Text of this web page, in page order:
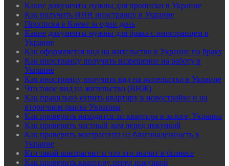
Какие документы нужны для прописки в Украине
Как получить ИНН иностранцу в Украине
Прописка в Киеве за один день
Какие документы нужны для брака с иностранцем в
Украине
Как оформляется вид на жительство в Украине по браку
Как иностранцу получить разрешение на работу в
Украине
Как иностранцу получить вид на жительство в Украине
Что такое вид на жительство (ВНЖ)
Как правильно купить квартиру в новостройке и на
вторичном рынке Украины
Как проверить находится ли квартира в залоге, Украина
Как проверить частный дом перед покупкой
Как проверить контрагента на благонадежность в
Украине
Кто такой контрагент и что это значит в бизнесе
Как проверить квартиру перед покупкой